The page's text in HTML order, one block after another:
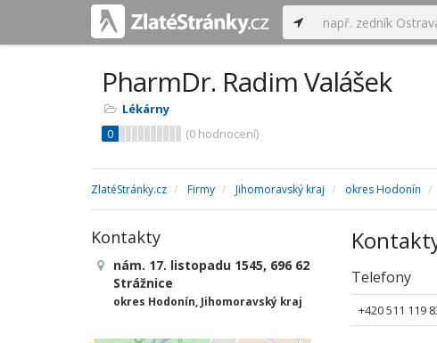
PharmDr. Radim Valášek
Lékárny
0
(0 hodnocení)
ZlatéStránky.cz Firmy Jihomoravský kraj okres Hodonín
Telefony
+420 511 119
Kontakty
nám. 17. listopadu 1545, 696 62
Strážnice
okres Hodonín, Jihomoravský kraj